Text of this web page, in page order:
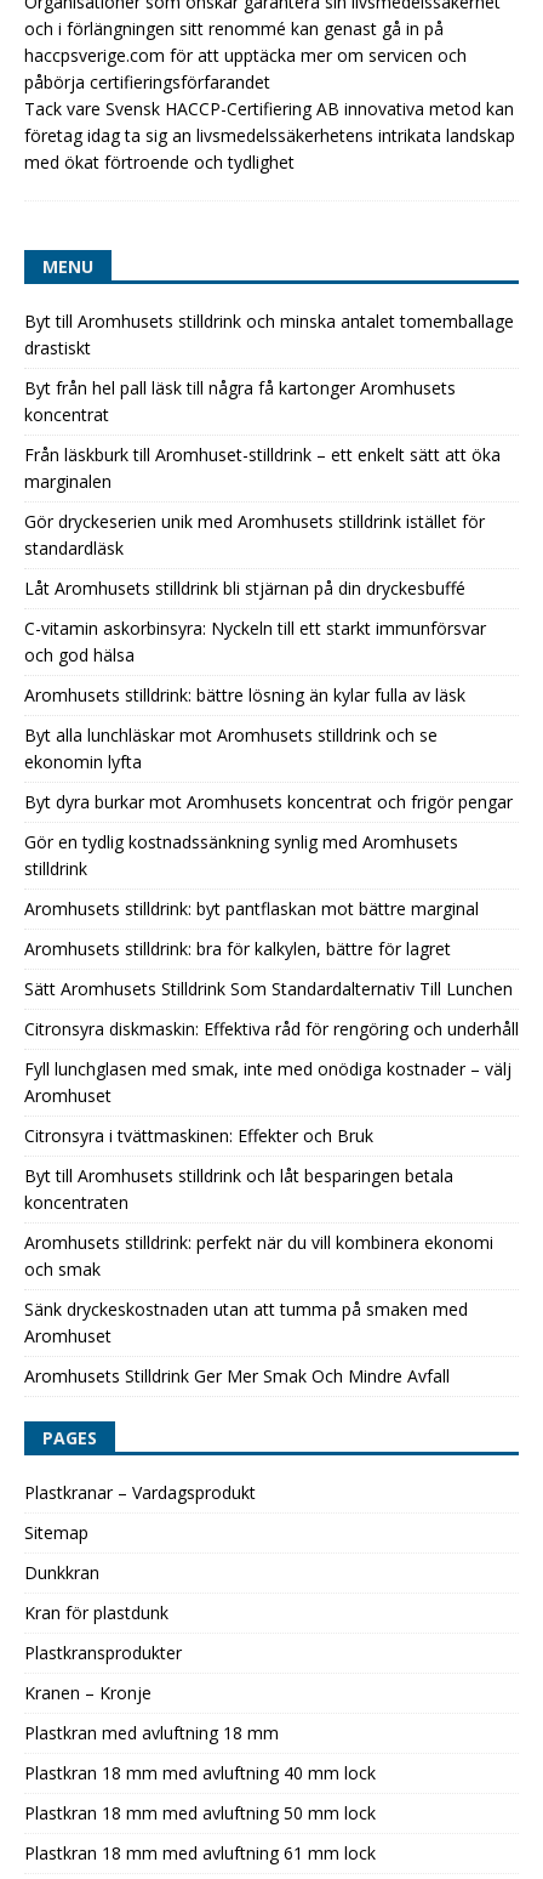
och i förlängningen sitt renommé kan genast gå in på
haccpsverige.com för att upptäcka mer om servicen och
påbörja certifieringsförfarandet
Tack vare Svensk HACCP-Certifiering AB innovativa metod kan
företag idag ta sig an livsmedelssäkerhetens intrikata landskap
med ökat förtroende och tydlighet
MENU
Byt till Aromhusets stilldrink och minska antalet tomemballage
drastiskt
Byt från hel pall läsk till några få kartonger Aromhusets
koncentrat
Från läskburk till Aromhuset-stilldrink – ett enkelt sätt att öka
marginalen
Gör dryckeserien unik med Aromhusets stilldrink istället för
standardläsk
Låt Aromhusets stilldrink bli stjärnan på din dryckesbuffé
C-vitamin askorbinsyra: Nyckeln till ett starkt immunförsvar
och god hälsa
Aromhusets stilldrink: bättre lösning än kylar fulla av läsk
Byt alla lunchläskar mot Aromhusets stilldrink och se
ekonomin lyfta
Byt dyra burkar mot Aromhusets koncentrat och frigör pengar
Gör en tydlig kostnadssänkning synlig med Aromhusets
stilldrink
Aromhusets stilldrink: byt pantflaskan mot bättre marginal
Aromhusets stilldrink: bra för kalkylen, bättre för lagret
Sätt Aromhusets Stilldrink Som Standardalternativ Till Lunchen
Citronsyra diskmaskin: Effektiva råd för rengöring och underhåll
Fyll lunchglasen med smak, inte med onödiga kostnader – välj
Aromhuset
Citronsyra i tvättmaskinen: Effekter och Bruk
Byt till Aromhusets stilldrink och låt besparingen betala
koncentraten
Aromhusets stilldrink: perfekt när du vill kombinera ekonomi
och smak
Sänk dryckeskostnaden utan att tumma på smaken med
Aromhuset
Aromhusets Stilldrink Ger Mer Smak Och Mindre Avfall
PAGES
Plastkranar – Vardagsprodukt
Sitemap
Dunkkran
Kran för plastdunk
Plastkransprodukter
Kranen – Kronje
Plastkran med avluftning 18 mm
Plastkran 18 mm med avluftning 40 mm lock
Plastkran 18 mm med avluftning 50 mm lock
Plastkran 18 mm med avluftning 61 mm lock